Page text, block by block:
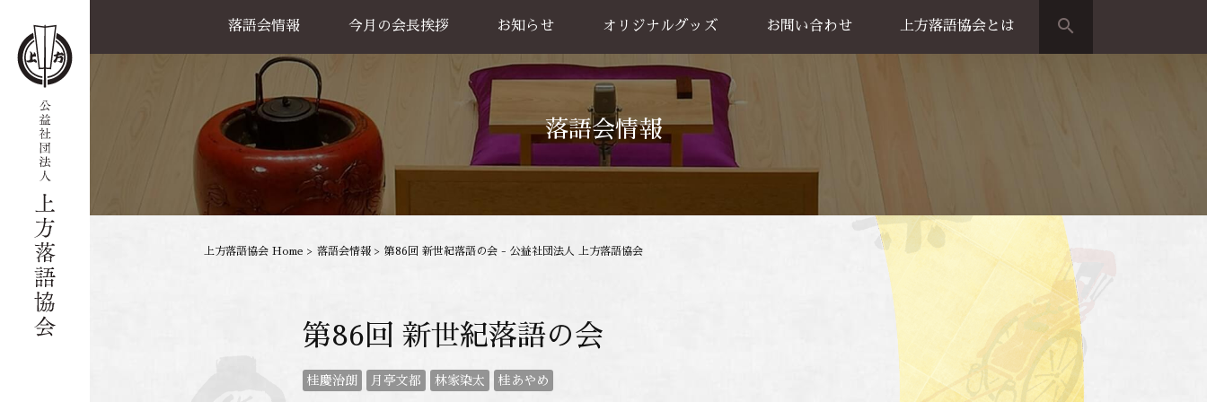
落語会情報
公演一覧
天満天神繁昌亭
喜楽館
島之内寄席
協力事業
今月の会長挨拶 お知らせ オリジナルグッズ
グッズ販売
お買い物方法
お問い合わせ 上方落語協会とは search
落語会情報
上方落語協会 Home > 落語会情報 > 第86回 新世紀落語の会 - 公益社団法人 上方落語協会
第86回 新世紀落語の会
桂慶治朗 月亭文都 林家染太 桂あやめ